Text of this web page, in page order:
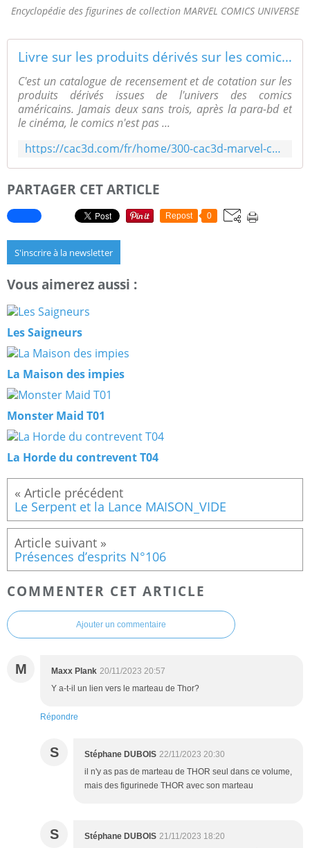
Encyclopédie des figurines de collection MARVEL COMICS UNIVERSE
Livre sur les produits dérivés sur les comics Marvel
C'est un catalogue de recensement et de cotation sur les
produits dérivés issues de l'univers des comics
américains. Jamais deux sans trois, après la para-bd et
le cinéma, le comics n'est pas ...
https://cac3d.com/fr/home/300-cac3d-marvel-comics-universe-4e-edition-9782491066154.html?search_query=ENCYCLOP2DIE+DES+FIGURINES&results=8
PARTAGER CET ARTICLE
Repost 0
S'inscrire à la newsletter
Vous aimerez aussi :
Les Saigneurs
La Maison des impies
Monster Maid T01
La Horde du contrevent T04
Le Serpent et la Lance MAISON_VIDE
Présences d’esprits N°106
COMMENTER CET ARTICLE
Ajouter un commentaire
M Maxx Plank 20/11/2023 20:57
Y a-t-il un lien vers le marteau de Thor?
Répondre
S Stéphane DUBOIS 22/11/2023 20:30
il n'y as pas de marteau de THOR seul dans ce volume,
mais des figurinede THOR avec son marteau
S Stéphane DUBOIS 21/11/2023 18:20